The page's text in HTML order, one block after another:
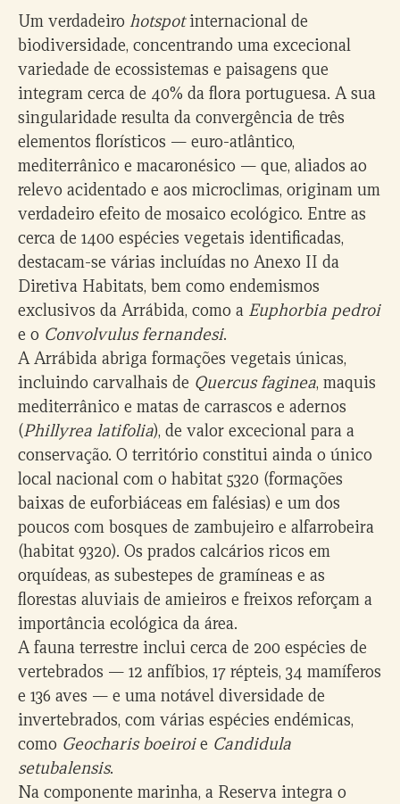
Um verdadeiro hotspotinternacional de
biodiversidade, concentrando uma excecional
variedade de ecossistemas e paisagens que
integram cerca de 40% da flora portuguesa. A sua
singularidade resulta da convergência de três
elementos florísticos — euro-atlântico,
mediterrânico e macaronésico — que, aliados ao
relevo acidentado e aos microclimas, originam um
verdadeiro efeito de mosaico ecológico. Entre as
cerca de 1400 espécies vegetais identificadas,
destacam-se várias incluídas no Anexo II da
Diretiva Habitats, bem como endemismos
exclusivos da Arrábida, como a Euphorbia pedroi
e o Convolvulus fernandesi.
A Arrábida abriga formações vegetais únicas,
incluindo carvalhais de Quercus faginea, maquis
mediterrânico e matas de carrascos e adernos
(Phillyrea latifolia), de valor excecional para a
conservação. O território constitui ainda o único
local nacional com o habitat 5320 (formações
baixas de euforbiáceas em falésias) e um dos
poucos com bosques de zambujeiro e alfarrobeira
(habitat 9320). Os prados calcários ricos em
orquídeas, as subestepes de gramíneas e as
florestas aluviais de amieiros e freixos reforçam a
importância ecológica da área.
A fauna terrestre inclui cerca de 200 espécies de
vertebrados — 12 anfíbios, 17 répteis, 34 mamíferos
e 136 aves — e uma notável diversidade de
invertebrados, com várias espécies endémicas,
como Geocharis boeiroie Candidula
setubalensis.
Na componente marinha, a Reserva integra o